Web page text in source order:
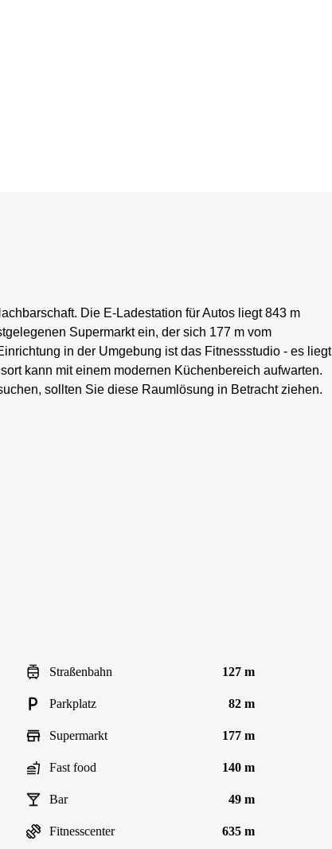
Die E-Ladestation für Autos liegt 843 m
Supermarkt ein, der sich 177 m vom
in der Umgebung ist das Fitnessstudio - es liegt
kann mit einem modernen Küchenbereich aufwarten.
sollten Sie diese Raumlösung in Betracht ziehen.
Straßenbahn 127 m
Parkplatz 82 m
Supermarkt 177 m
Fast food 140 m
Bar 49 m
Fitnesscenter 635 m